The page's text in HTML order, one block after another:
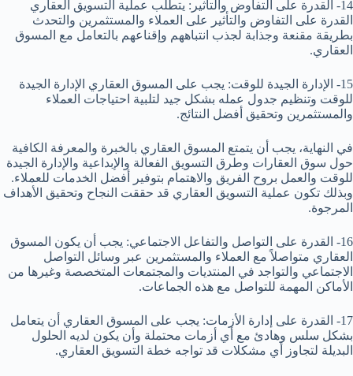
14- القدرة على التفاوض والتأثير: يتطلب عملية التسويق العقاري
القدرة على التفاوض والتأثير على العملاء والمستثمرين والتحدث
بطريقة مقنعة وجذابة لجذب انتباههم وإقناعهم بالتعامل مع المسوق
العقاري.
15- الإدارة الجيدة للوقت: يجب على المسوق العقاري الإدارة الجيدة
للوقت وتنظيم جدول عمله بشكل جيد لتلبية احتياجات العملاء
والمستثمرين وتحقيق أفضل النتائج.
في النهاية، يجب أن يتمتع المسوق العقاري بالخبرة والمعرفة الكافية
حول سوق العقارات وطرق التسويق الفعالة والإبداعية والإدارة الجيدة
للوقت والعمل بروح الفريق والاهتمام بتوفير أفضل الخدمات للعملاء.
وبذلك تكون عملية التسويق العقاري قد حققت النجاح وتحقيق الأهداف
المرجوة.
16- القدرة على التواصل والتفاعل الاجتماعي: يجب أن يكون المسوق
العقاري متواصلاً مع العملاء والمستثمرين عبر وسائل التواصل
الاجتماعي والتواجد في المنتديات والمجتمعات المتخصصة وغيرها من
الأماكن المهمة للتواصل مع هذه الجماعات.
17- القدرة على إدارة الأزمات: يجب على المسوق العقاري أن يتعامل
بشكل سلس وهادئ مع أي أزمات محتملة وأن يكون لديه الحلول
البديلة لتجاوز أي مشكلات قد تواجه خطة التسويق العقاري.